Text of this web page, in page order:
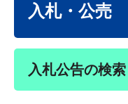
入札・公売
入札公告の検